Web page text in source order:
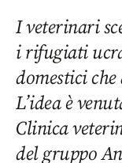
I veterinari
i rifugiati
domestici
L’idea è
Clinica
del gruppo